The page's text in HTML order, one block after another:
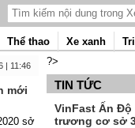
Thể thao Xe xanh
| 11:46
mới
sở
?>
TIN TỨC
VinFast Ấn Độ
trương cơ sở